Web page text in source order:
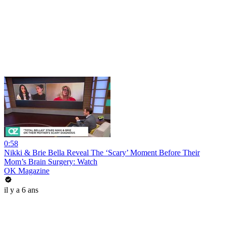
0:58
Nikki & Brie Bella Reveal The ‘Scary’ Moment Before Their
Mom’s Brain Surgery: Watch
OK Magazine
il y a 6 ans